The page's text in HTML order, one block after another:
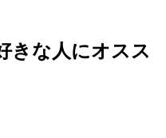
きな人にオスス